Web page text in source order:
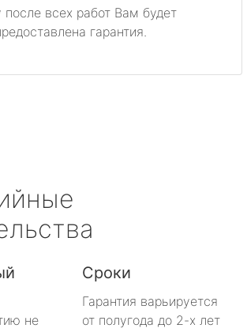
после всех работ Вам будет
гарантия.
не
Сроки
Гарантия варьируется
от полугода до 2-х лет